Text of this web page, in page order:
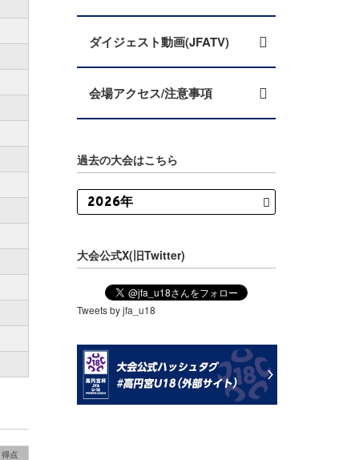
得点
ダイジェスト動画(JFATV)
会場アクセス/注意事項
過去の大会はこちら
大会公式X(旧Twitter)
Tweets by jfa_u18